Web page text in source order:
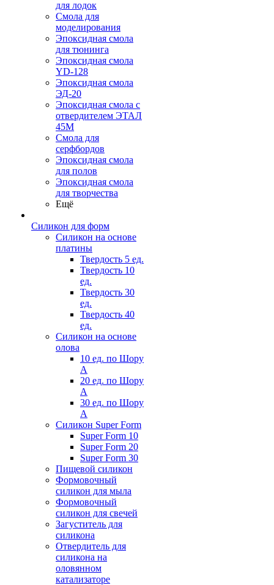
для лодок
Смола для
моделирования
Эпоксидная смола
для тюнинга
Эпоксидная смола
YD-128
Эпоксидная смола
ЭД-20
Эпоксидная смола с
отвердителем ЭТАЛ
45М
Смола для
серфбордов
Эпоксидная смола
для полов
Эпоксидная смола
для творчества
Ещё
Силикон для форм
Силикон на основе
платины
Твердость 5 ед.
Твердость 10
ед.
Твердость 30
ед.
Твердость 40
ед.
Силикон на основе
олова
10 ед. по Шору
А
20 ед. по Шору
А
30 ед. по Шору
А
Силикон Super Form
Super Form 10
Super Form 20
Super Form 30
Пищевой силикон
Формовочный
силикон для мыла
Формовочный
силикон для свечей
Загуститель для
силикона
Отвердитель для
силикона на
оловянном
катализаторе